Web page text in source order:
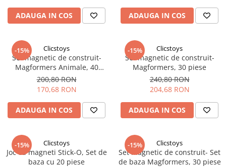
ADAUGA IN COS ADAUGA IN COS
-15% Clicstoys
Set magnetic de construit-
Magformers Animale, 40
piese
200,80 RON
170,68 RON
ADAUGA IN COS
-15% Clicstoys
Set magnetic de construit-
Magformers, 30 piese
240,80 RON
204,68 RON
ADAUGA IN COS
-15% Clicstoys
Joc cu magneti Stick-O, Set de
baza cu 20 piese
-15% Clicstoys
Set magnetic de construit- Set
de baza Magformers, 30 piese